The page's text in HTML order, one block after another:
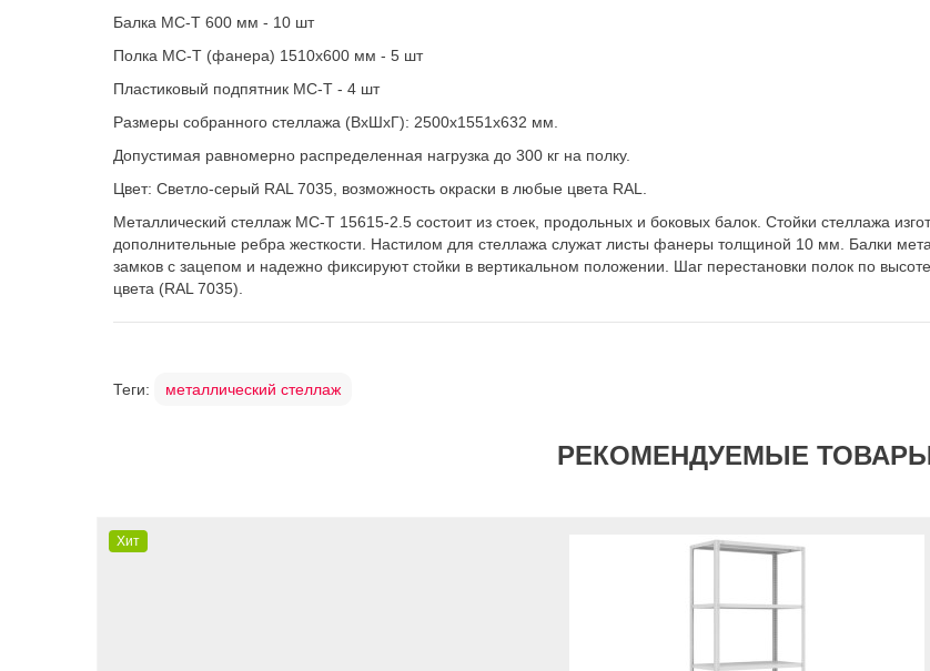
Балка МС-Т 600 мм - 10 шт
Полка МС-Т (фанера) 1510х600 мм - 5 шт
Пластиковый подпятник МС-Т - 4 шт
Размеры собранного стеллажа (ВхШхГ): 2500х1551х632 мм.
Допустимая равномерно распределенная нагрузка до 300 кг на полку.
Цвет: Светло-серый RAL 7035, возможность окраски в любые цвета RAL.
Металлический стеллаж МС-Т 15615-2.5 состоит из стоек, продольных и боковых балок. Стойки стеллажа
дополнительные ребра жесткости. Настилом для стеллажа служат листы фанеры толщиной 10 мм. Балки
замков с зацепом и надежно фиксируют стойки в вертикальном положении. Шаг перестановки полок по
цвета (RAL 7035).
Теги: металлический стеллаж
РЕКОМЕНДУЕМЫЕ
Хит